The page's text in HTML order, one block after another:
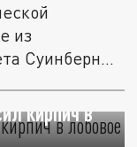
из
Суинберна
кирпич в